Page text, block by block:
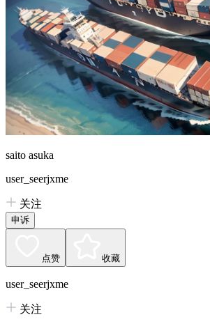
saito asuka
user_seerjxme
关注
申诉
点赞 收藏
user_seerjxme
关注